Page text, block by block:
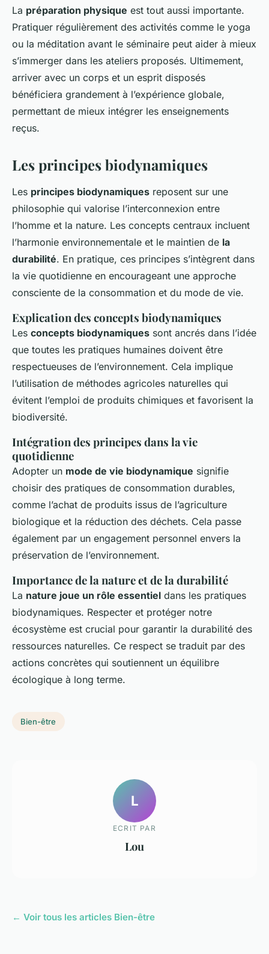
La préparation physique est tout aussi importante.
Pratiquer régulièrement des activités comme le yoga
ou la méditation avant le séminaire peut aider à mieux
s’immerger dans les ateliers proposés. Ultimement,
arriver avec un corps et un esprit disposés
bénéficiera grandement à l’expérience globale,
permettant de mieux intégrer les enseignements
reçus.
Les principes biodynamiques
Les principes biodynamiques reposent sur une
philosophie qui valorise l’interconnexion entre
l’homme et la nature. Les concepts centraux incluent
l’harmonie environnementale et le maintien de la
durabilité. En pratique, ces principes s’intègrent dans
la vie quotidienne en encourageant une approche
consciente de la consommation et du mode de vie.
Explication des concepts biodynamiques
Les concepts biodynamiques sont ancrés dans l’idée
que toutes les pratiques humaines doivent être
respectueuses de l’environnement. Cela implique
l’utilisation de méthodes agricoles naturelles qui
évitent l’emploi de produits chimiques et favorisent la
biodiversité.
Intégration des principes dans la vie
quotidienne
Adopter un mode de vie biodynamique signifie
choisir des pratiques de consommation durables,
comme l’achat de produits issus de l’agriculture
biologique et la réduction des déchets. Cela passe
également par un engagement personnel envers la
préservation de l’environnement.
Importance de la nature et de la durabilité
La nature joue un rôle essentiel dans les pratiques
biodynamiques. Respecter et protéger notre
écosystème est crucial pour garantir la durabilité des
ressources naturelles. Ce respect se traduit par des
actions concrètes qui soutiennent un équilibre
écologique à long terme.
Bien-être
L
ECRIT PAR
Lou
← Voir tous les articles Bien-être